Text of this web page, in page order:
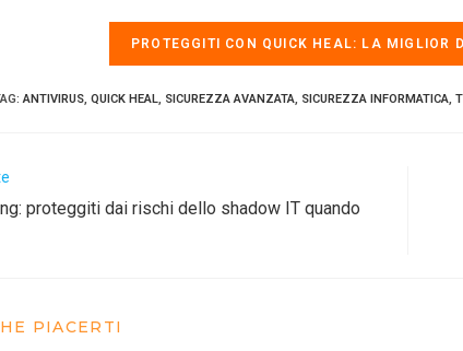
PROTEGGITI CON QUICK HEAL: LA MIGLIOR
:ANTIVIRUS, QUICK HEAL, SICUREZZA AVANZATA, SICUREZZA INFORMATICA,
proteggiti dai rischi dello shadow IT quando
PIACERTI